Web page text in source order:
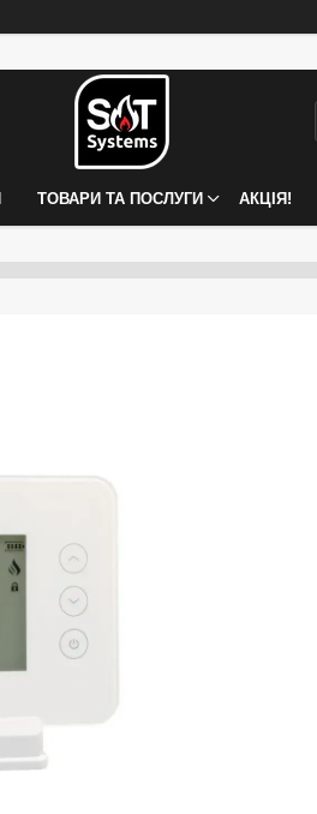
ТОВАРИ ТА ПОСЛУГИ АКЦІЯ!